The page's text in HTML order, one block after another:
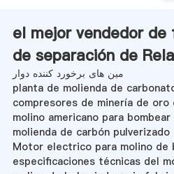
el mejor vendedor
de separación de
مین های برخورد کننده دوار
planta de molienda de
compresores de minería de oro
molino americano para bombear
molienda de carbón pulverizado
Motor electrico para molino de
especificaciones técnicas del